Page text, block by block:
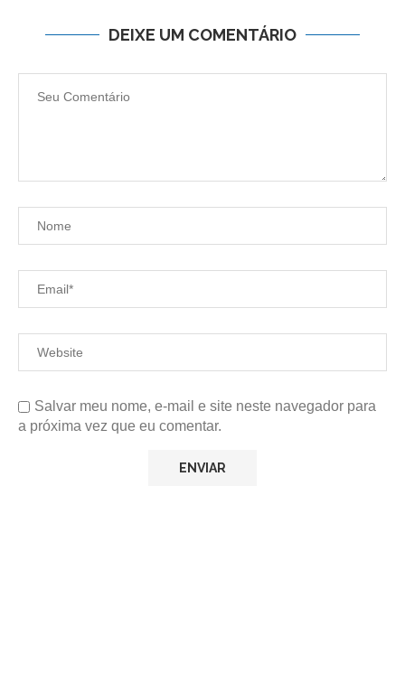
DEIXE UM COMENTÁRIO
Salvar meu nome, e-mail e site neste navegador para
a próxima vez que eu comentar.